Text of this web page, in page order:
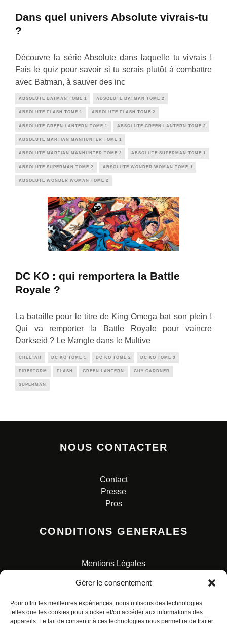
Gérer le consentement
Pour offrir les meilleures expériences, nous utilisons des technologies
telles que les cookies pour stocker et/ou accéder aux informations des
appareils. Le fait de consentir à ces technologies nous permettra de traiter
Dans quel univers Absolute vivrais-tu
?
Découvre la série Absolute dans laquelle tu vivrais !
Fais le quiz pour savoir si tu serais plutôt à combattre
avec Batman, à sauver des inc
ABSOLUTE BATMAN TOME 1 ABSOLUTE BATMAN TOME 2
ABSOLUTE FLASH TOME 1 ABSOLUTE FLASH TOME 2
ABSOLUTE GREEN LANTERN TOME 1 ABSOLUTE GREEN LANTERN TOME 2
ABSOLUTE MARTIAN MANHUNTER TOME 1
ABSOLUTE MARTIAN MANHUNTER TOME 2 ABSOLUTE SUPERMAN TOME 1
ABSOLUTE SUPERMAN TOME 2 ABSOLUTE WONDER WOMAN TOME 1
ABSOLUTE WONDER WOMAN TOME 2
DC KO : qui remportera la Battle
Royale ?
La bataille pour le titre de King Omega bat son plein !
Qui va remporter la Battle Royale pour vaincre
Darkseid ? Le Mangle dans le Multive
CHEETAH DC KO TOME 1 DC KO TOME 2 DC KO TOME 3
FIRESTORM FLASH GREEN LANTERN GUY GARDNER
SUPERMAN
NOUS CONTACTER
Contact
Presse
Pros
CONDITIONS GENERALES
Mentions Légales
Charte pour la protection des données personnelles